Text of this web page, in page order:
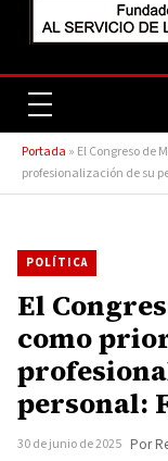
Portada » El Congreso de
profesionalización de su
POLÍTICA
El
como
personal:
30 de junio de 2025 Por